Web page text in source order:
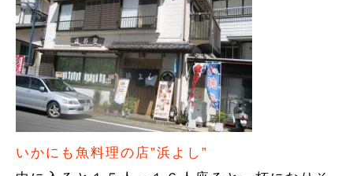
いかにも魚料理の店”浜よし”